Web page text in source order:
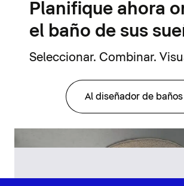
Planifique ahora
el baño de sus
Seleccionar. Combinar.
Al diseñador de baños